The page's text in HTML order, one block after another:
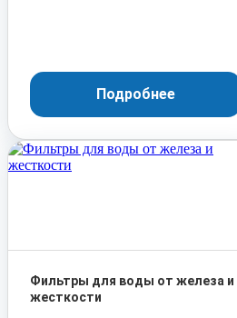
Подробнее
Фильтры для воды от железа и
жесткости